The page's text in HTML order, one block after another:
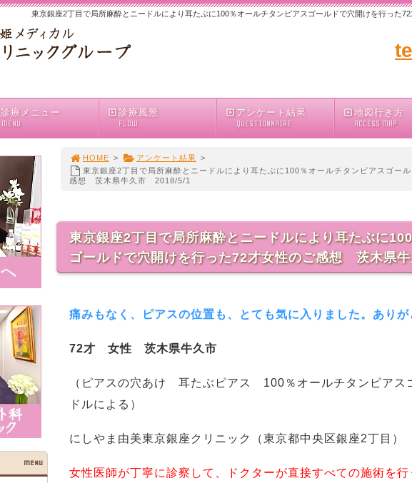
東京銀座2丁目で局所麻酔とニードルにより耳たぶに100％オールチタンピアスゴールドで穴開けを行っ
診療メニュー
MENU
診療風景
FLOW
アンケート結果
QUESTIONNAIRE
地図行き方
ACCESS MAP
HOME > アンケート結果 >
東京銀座2丁目で局所麻酔とニードルにより耳たぶに100％オールチタンピアスゴー
感想 茨木県牛久市 2018/5/1
東京銀座2丁目で局所麻酔とニードルにより耳たぶに
ゴールドで穴開けを行った72才女性のご感想 茨木県
痛みもなく、ピアスの位置も、とても気に入りました。ありが
72才 女性 茨木県牛久市
（ピアスの穴あけ 耳たぶピアス 100％オールチタンピア
ドルによる）
にしやま由美東京銀座クリニック（東京都中央区銀座2丁目）
女性医師が丁寧に診察して、ドクターが直接すべての施術を
MENU